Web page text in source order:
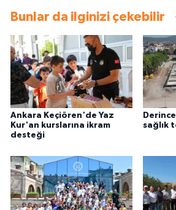
Bunlar da ilginizi çekebilir
Ankara Keçiören'de Yaz
Kur'an kurslarına ikram
desteği
sağlık